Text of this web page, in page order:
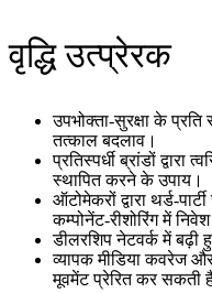
वृद्धि उत्प्रेरक
उपभोक्ता‑सुरक्षा के
तत्काल बदलाव।
प्रतिस्पर्धी ब्रांडों
स्थापित करने के उपाय।
ऑटोमेकरों द्वारा
कम्पोनेंट‑रीशोरिंग में
डीलरशिप नेटवर्क में बढ़ी
व्यापक मीडिया कवरेज
मूवमेंट प्रेरित कर सकती